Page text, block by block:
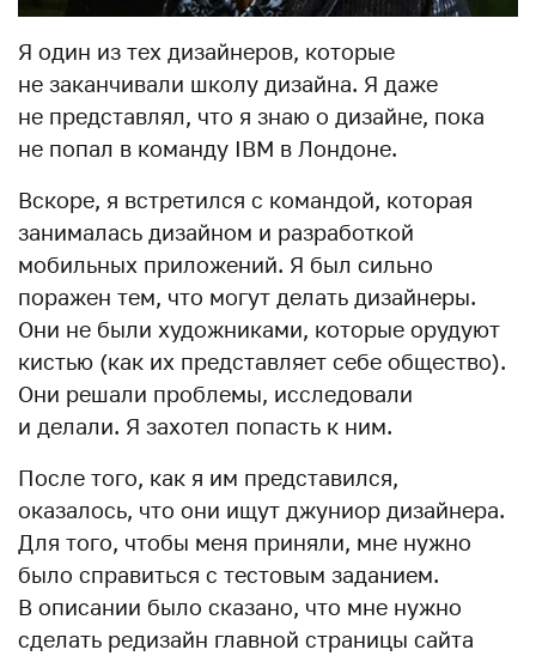
Я один из тех дизайнеров, которые
не заканчивали школу дизайна. Я даже
не представлял, что я знаю о дизайне, пока
не попал в команду IBM в Лондоне.
Вскоре, я встретился с командой, которая
занималась дизайном и разработкой
мобильных приложений. Я был сильно
поражен тем, что могут делать дизайнеры.
Они не были художниками, которые орудуют
кистью (как их представляет себе общество).
Они решали проблемы, исследовали
и делали. Я захотел попасть к ним.
После того, как я им представился,
оказалось, что они ищут джуниор дизайнера.
Для того, чтобы меня приняли, мне нужно
было справиться с тестовым заданием.
В описании было сказано, что мне нужно
сделать редизайн главной страницы сайта